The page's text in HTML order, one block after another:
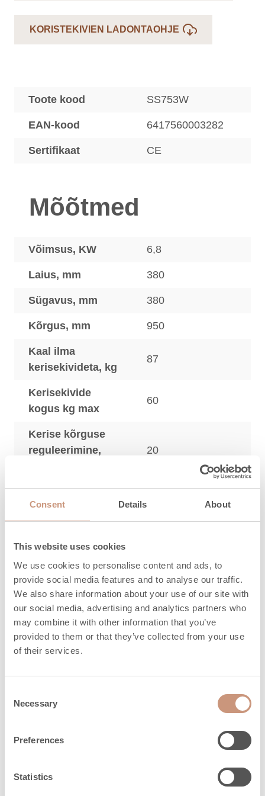
Consent Details About
This website uses cookies
We use cookies to personalise content and ads, to
provide social media features and to analyse our traffic.
We also share information about your use of our site with
our social media, advertising and analytics partners who
may combine it with other information that you’ve
provided to them or that they’ve collected from your use
of their services.
Selection
Necessary
Preferences
Statistics
KORISTEKIVIEN LADONTAOHJE
Toote kood SS753W
EAN-kood 6417560003282
Sertifikaat CE
Mõõtmed
Võimsus, KW 6,8
Laius, mm 380
Sügavus, mm 380
Kõrgus, mm 950
Kaal ilma
kerisekivideta, kg
87
Kerisekivide
kogus kg max
60
Kerise kõrguse
reguleerimine,
20
Materjalid
Väliskorpu Valukivi
Runko valukivi
Ohutud
kaugused
ruumala, m3
ruumala, m3